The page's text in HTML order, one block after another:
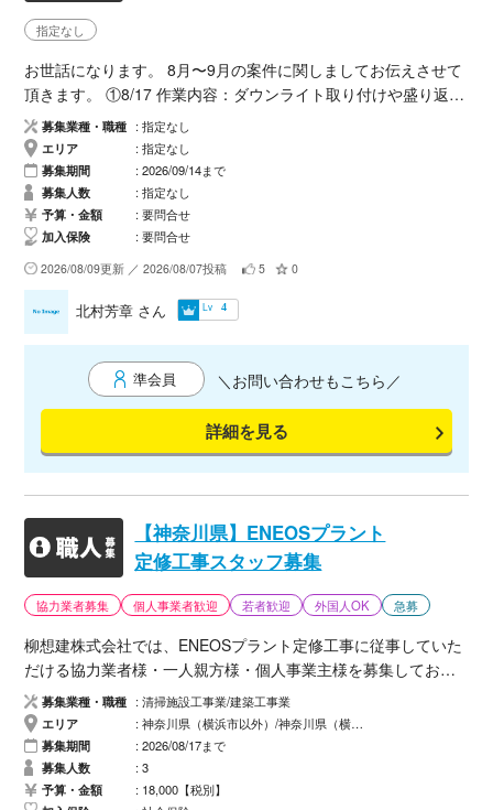
指定なし
お世話になります。 8月〜9月の案件に関しましてお伝えさせて
頂きます。 ①8/17 作業内容：ダウンライト取り付けや盛り返え
などできるひと、動けますか？ 募集人数：1名 金額：20000〜2
5000税込み、交通費込。作業レベルで前後有り ②8/29 作業内
容：電気工事。詳細確認中 募集人数：5名 金額：20000〜2500
0税込み、交通費込。作業レベルで前後有り ③9/4 埼玉の春
日部の現場で、 電源配線とライティングレール取り付け、ベー
スライト2台移設、ダウンライト2台取り付けなど、 募集人数：
3名 金額：20000〜25000税込み、交通費込。作業レベルで前後
有り ④9/6 埼玉の春日部の現場で、 電源配線とライティング
レール取り付け、ベースライト2台移設、ダウンライト2台取り
付けなど、 募集人数：2名 金額：20000〜25000税込み、交通
費込。作業レベルで前後有り ⑤9/14 埼玉の春日部の現場
で、 電源配線とライティングレール取り付け、ベースライト2
台移設、ダウンライト2台取り付けなど、 募集人数：3名 金額：
20000〜25000税込み、交通費込。作業レベルで前後有り 以
上となります。何卒宜しくお願い致します。
募集業種・職種
指定なし
エリア
指定なし
募集期間
2026/09/14まで
募集人数
指定なし
予算・金額
要問合せ
加入保険
要問合せ
2026/08/09更新 ／ 2026/08/07投稿 5 0
準会員 ＼お問い合わせもこちら／
詳細を見る
北村芳章 さん Lv 4
【神奈川県】ENEOSプラント
定修工事スタッフ募集
協力業者募集 個人事業者歓迎 若者歓迎 外国人OK 急募
柳想建株式会社では、ENEOSプラント定修工事に従事していた
だける協力業者様・一人親方様・個人事業主様を募集しており
ます。 ■勤務地 神奈川県横浜市 ENEOSプラント ■工期 2026年
9月23日～10月17日 ※工事の進捗状況により延長の可能性があ
ります。 ■募集人数 3名 ■単価 18,000円／日（税別） ■待遇 * 宿
泊先支給 * 食事代1500円/勤務日 * 交通費支給 * 移動工費支給
（10,000円×往復分） * 長期勤務歓迎 ※燃料費・高速道路料金は
募集業種・職種
清掃施設工事業/建築工事業
エリア
神奈川県（横浜市以外）/神奈川県（横浜市）
募集期間
2026/08/17まで
募集人数
3
予算・金額
18,000【税別】